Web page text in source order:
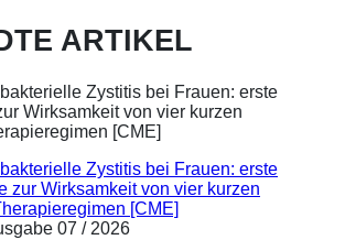
ARTIKEL
Zystitis bei Frauen: erste
zur Wirksamkeit von vier kurzen
[CME]
07 / 2026